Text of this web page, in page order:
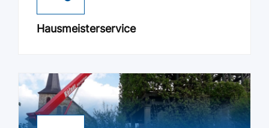
Hausmeisterservice